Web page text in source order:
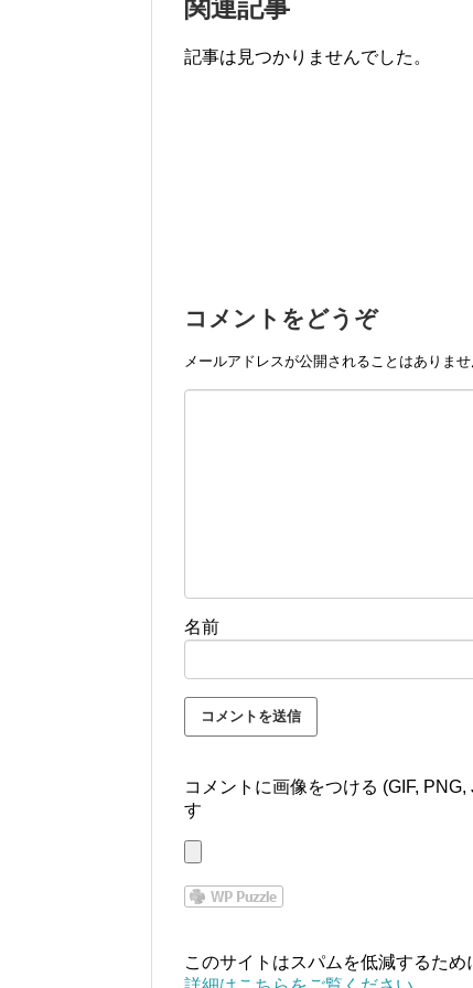
関連記事
記事は見つかりませんでした。
コメントをどうぞ
メールアドレスが公開されることはありませ
名前
コメントに画像をつける (GIF,
す
このサイトはスパムを低減するため